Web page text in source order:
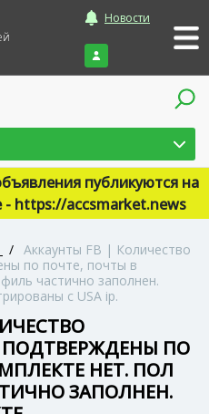
Новости
Войти
публикуются на
https://accsmarket.news
/ Аккаунты FB | Количество
по почте, почты в
частично заполнен.
с USA ip.
ПОДТВЕРЖДЕНЫ ПО
НЕТ. ПОЛ
ЗАПОЛНЕН.